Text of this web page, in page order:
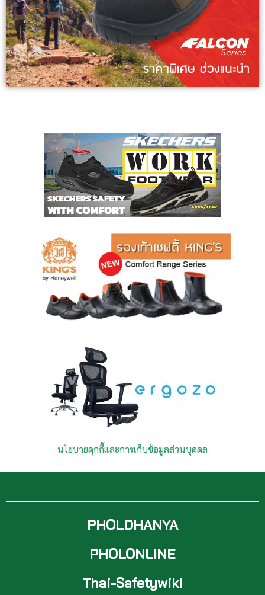
นโยบายคุกกี้และการเก็บข้อมูลส่วนบุคคล
PHOLDHANYA
PHOLONLINE
Thai-Safetywiki